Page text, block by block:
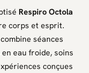
Respiro Octola
corps et esprit.
séances
eau froide, soins
conçues